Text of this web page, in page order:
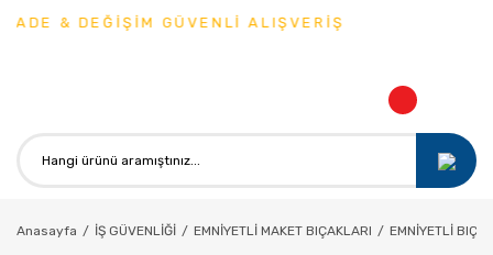
& DEĞİŞİM GÜVENLİ ALIŞVERİŞ
Anasayfa İŞ GÜVENLİĞİ EMNİYETLİ MAKET BIÇAKLARI EMNİYETLİ